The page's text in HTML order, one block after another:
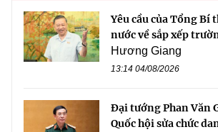
Yêu cầu của Tổng Bí
nước về sắp xếp
Hương Giang
13:14 04/08/2026
Đại tướng Phan Văn
Quốc hội sửa chức